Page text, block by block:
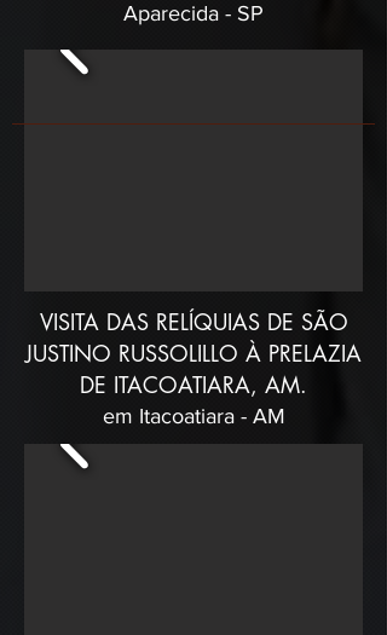
Aparecida - SP
VISITA DAS RELÍQUIAS DE SÃO
JUSTINO RUSSOLILLO À PRELAZIA
DE ITACOATIARA, AM.
em Itacoatiara - AM